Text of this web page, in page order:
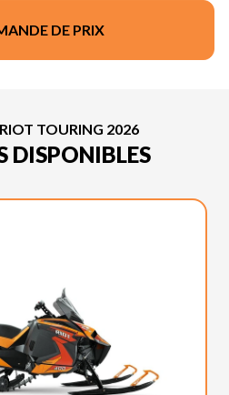
DE PRIX
TOURING 2026
DISPONIBLES